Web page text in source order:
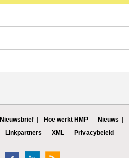
Nieuwsbrief Hoe werkt HMP
Nieuws
Linkpartners XML Privacybeleid